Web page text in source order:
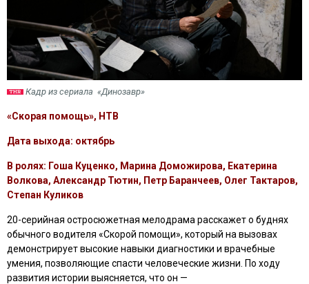
Кадр из сериала «Динозавр»
«Скорая помощь», НТВ
Дата выхода: октябрь
В ролях: Гоша Куценко, Марина Доможирова, Екатерина
Волкова, Александр Тютин, Петр Баранчеев, Олег Тактаров,
Степан Куликов
20-серийная остросюжетная мелодрама расскажет о буднях
обычного водителя «Скорой помощи», который на вызовах
демонстрирует высокие навыки диагностики и врачебные
умения, позволяющие спасти человеческие жизни. По ходу
развития истории выясняется, что он —